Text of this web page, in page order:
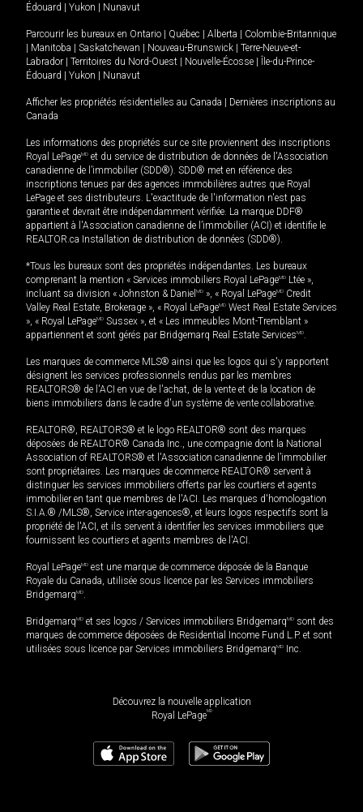
Édouard | Yukon | Nunavut
Parcourir les bureaux en Ontario | Québec | Alberta | Colombie-Britannique
| Manitoba | Saskatchewan | Nouveau-Brunswick | Terre-Neuve-et-
Labrador | Territoires du Nord-Ouest | Nouvelle-Écosse | Île-du-Prince-
Édouard | Yukon | Nunavut
Afficher les propriétés résidentielles au Canada | Dernières inscriptions au
Canada
Les informations des propriétés sur ce site proviennent des inscriptions
Royal LePageMD et du service de distribution de données de l'Association
canadienne de l’immobilier (SDD®). SDD® met en référence des
inscriptions tenues par des agences immobilières autres que Royal
LePage et ses distributeurs. L'exactitude de l'information n'est pas
garantie et devrait être indépendamment vérifiée. La marque DDF®
appartient à l'Association canadienne de l’immobilier (ACI) et identifie le
REALTOR.ca Installation de distribution de données (SDD®).
*Tous les bureaux sont des propriétés indépendantes. Les bureaux
comprenant la mention « Services immobiliers Royal LePageMD Ltée »,
incluant sa division « Johnston & Daniel MD », « Royal LePageMD Credit
Valley Real Estate, Brokerage », « Royal LePageMD West Real Estate Services
», « Royal LePageMD Sussex », et « Les immeubles Mont-Tremblant »
appartiennent et sont gérés par Bridgemarq Real Estate ServicesMD
Les marques de commerce MLS® ainsi que les logos qui s'y rapportent
désignent les services professionnels rendus par les membres
REALTORS® de l'ACI en vue de l'achat, de la vente et de la location de
biens immobiliers dans le cadre d'un système de vente collaborative.
REALTOR®, REALTORS® et le logo REALTOR® sont des marques
déposées de REALTOR® Canada Inc., une compagnie dont la National
Association of REALTORS® et l'Association canadienne de l’immobilier
sont propriétaires. Les marques de commerce REALTOR® servent à
distinguer les services immobiliers offerts par les courtiers et agents
immobilier en tant que membres de l'ACI. Les marques d'homologation
S.I.A.® /MLS®, Service inter-agences®, et leurs logos respectifs sont la
propriété de l'ACI, et ils servent à identifier les services immobiliers que
fournissent les courtiers et agents membres de l'ACI.
Royal LePageMD est une marque de commerce déposée de la Banque
Royale du Canada, utilisée sous licence par les Services immobiliers
BridgemarqMD
BridgemarqMD et ses logos / Services immobiliers BridgemarqMD sont des
marques de commerce déposées de Residential Income Fund L.P. et sont
utilisées sous licence par Services immobiliers BridgemarqMD Inc.
Découvrez la nouvelle application
Royal LePageMD